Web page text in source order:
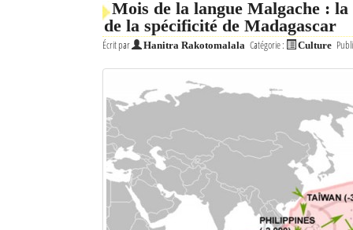
Mois de la langue Malgache :
de la spécificité de Madagascar
Écrit par Hanitra Rakotomalala Catégorie : Culture